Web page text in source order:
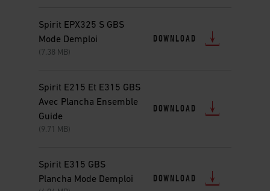
Spirit EPX325 S GBS
Mode Demploi
(7.38 MB)
DOWNLOAD
Spirit E215 Et E315 GBS
Avec Plancha Ensemble
Guide
(9.71 MB)
DOWNLOAD
Spirit E315 GBS
Plancha Mode Demploi
DOWNLOAD